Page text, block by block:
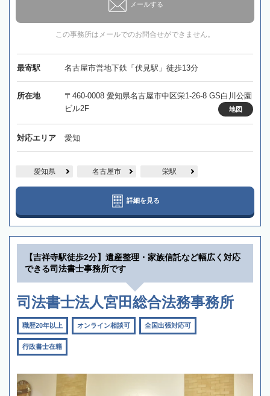
メールする
この事務所はメールでのお問合せができません。
最寄駅 名古屋市営地下鉄「伏見駅」徒歩13分
所在地
〒460-0008 愛知県名古屋市中区栄1-26-8 GS白川公園
ビル2F
地図
対応エリア 愛知
愛知県 名古屋市 栄駅
詳細を見る
【吉祥寺駅徒歩2分】遺産整理・家族信託など幅広く対応
できる司法書士事務所です
司法書士法人宮田総合法務事務所
職歴20年以上 オンライン相談可 全国出張対応可
行政書士在籍